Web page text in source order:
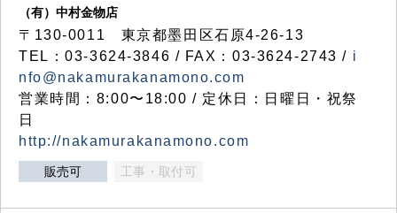
（有）中村金物店
〒130-0011 東京都墨田区石原4-26-13
TEL：03-3624-3846 / FAX：03-3624-2743 / i
nfo@nakamurakanamono.com
営業時間：8:00〜18:00 / 定休日：日曜日・祝祭
日
http://nakamurakanamono.com
販売可 工事・取付可